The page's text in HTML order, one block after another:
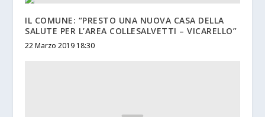
IL COMUNE: “PRESTO UNA NUOVA CASA DELLA
SALUTE PER L’AREA COLLESALVETTI – VICARELLO”
22 Marzo 2019 18:30